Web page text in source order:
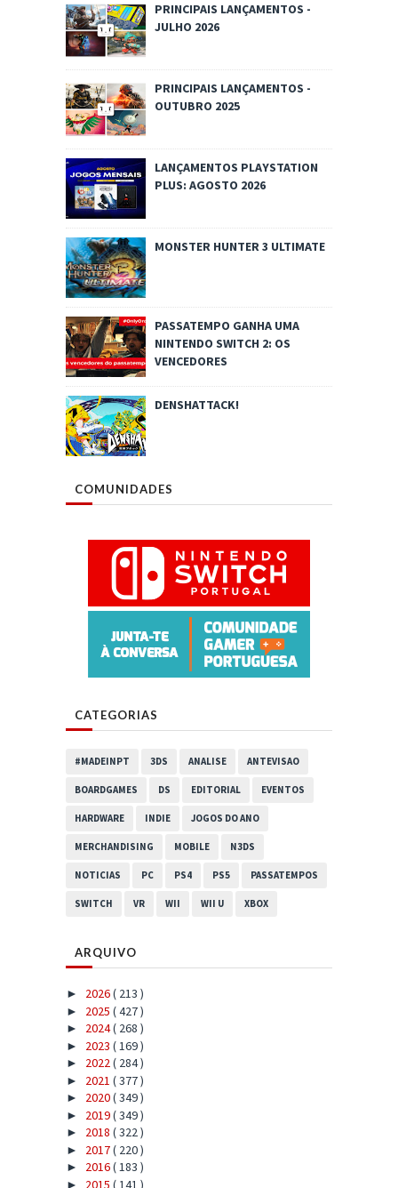
PRINCIPAIS LANÇAMENTOS -
JULHO 2026
PRINCIPAIS LANÇAMENTOS -
OUTUBRO 2025
LANÇAMENTOS PLAYSTATION
PLUS: AGOSTO 2026
MONSTER HUNTER 3 ULTIMATE
PASSATEMPO GANHA UMA
NINTENDO SWITCH 2: OS
VENCEDORES
DENSHATTACK!
COMUNIDADES
CATEGORIAS
#MADEINPT 3DS ANALISE ANTEVISAO
BOARDGAMES DS EDITORIAL EVENTOS
HARDWARE INDIE JOGOS DO ANO
MERCHANDISING MOBILE N3DS
NOTICIAS PC PS4 PS5 PASSATEMPOS
SWITCH VR WII WII U XBOX
ARQUIVO
► 2026( 213 )
► 2025 ( 427 )
► 2024( 268 )
► 2023 ( 169 )
► 2022( 284 )
► 2021 ( 377 )
► 2020( 349 )
► 2019( 349 )
► 2018 ( 322 )
► 2017( 220 )
► 2016( 183 )
► 2015 ( 141 )